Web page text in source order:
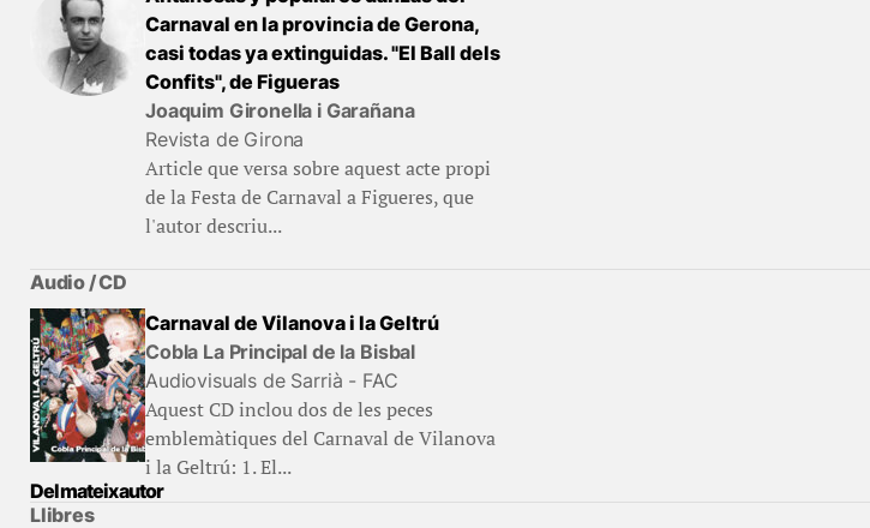
Carnaval en la provincia de Gerona,
casi todas ya extinguidas. "El Ball dels
Confits", de Figueras
Joaquim Gironella i Garañana
Revista de Girona
Article que versa sobre aquest acte propi
de la Festa de Carnaval a Figueres, que
l'autor descriu...
Audio / CD
Carnaval de Vilanova i la Geltrú
Cobla La Principal de la Bisbal
Audiovisuals de Sarrià - FAC
Aquest CD inclou dos de les peces
emblemàtiques del Carnaval de Vilanova
i la Geltrú: 1. El...
Del mateix autor
Llibres